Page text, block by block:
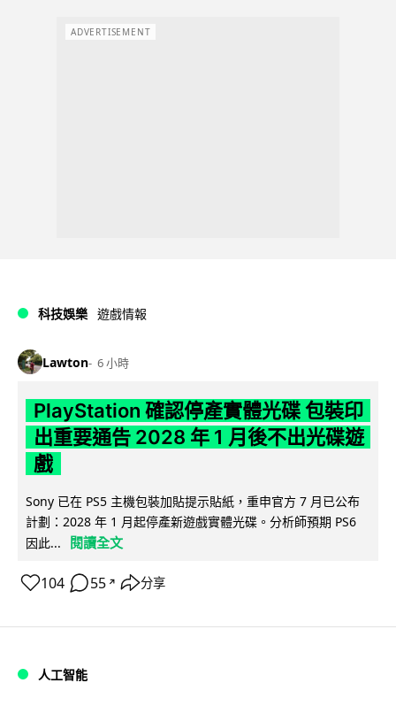
ADVERTISEMENT
科技娛樂 遊戲情報
Lawton 6 小時
PlayStation 確認停產實體光碟 包裝印
出重要通告 2028 年 1 月後不出光碟遊
戲
Sony 已在 PS5 主機包裝加貼提示貼紙，重申官方 7 月已公布
計劃：2028 年 1 月起停產新遊戲實體光碟。分析師預期 PS6
因此...
閱讀全文
104 55 ↗ 分享
人工智能